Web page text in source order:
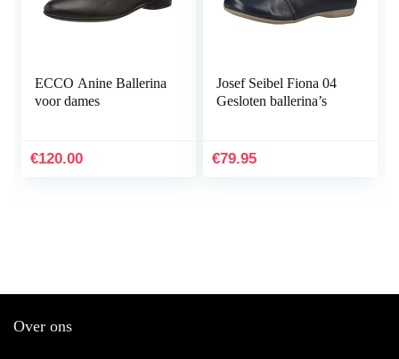
ECCO Anine Ballerina
voor dames
€120.00
Josef Seibel Fiona 04
Gesloten ballerina’s
€79.95
Over ons